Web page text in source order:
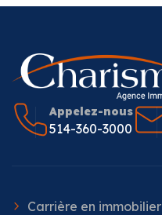
Appelez-nous
514-360-3000
Carrière en immobilier